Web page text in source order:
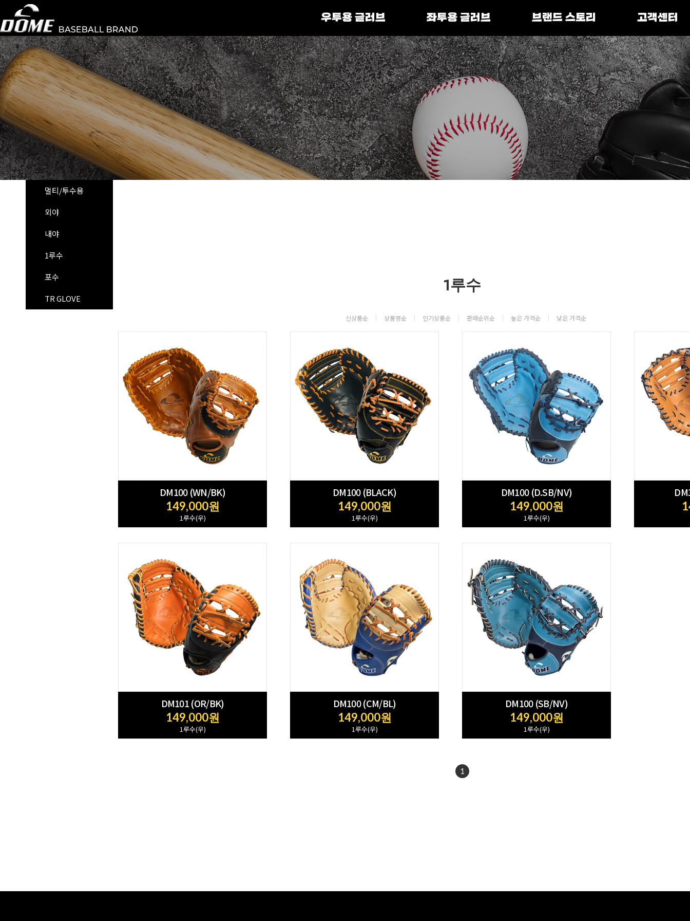
우투용 글러브 좌투용 글러브 브랜드 스토리 고객센터
멀티/투수용
외야
내야
1루수
포수
TR GLOVE
1루수
신상품순 상품명순 인기상품순 판매순위순 높은 가격순 낮은 가격순
DM100 (WN/BK)
149,000원
1루수(우)
DM100 (BLACK)
149,000원
1루수(우)
DM100 (D.SB/NV)
149,000원
1루수(우)
DM101 (OR/BK)
149,000원
1루수(우)
DM100 (CM/BL)
149,000원
1루수(우)
DM100 (SB/NV)
149,000원
1루수(우)
1